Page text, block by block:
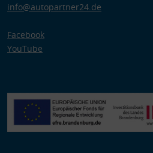
info@autopartner24.de
Facebook
YouTube